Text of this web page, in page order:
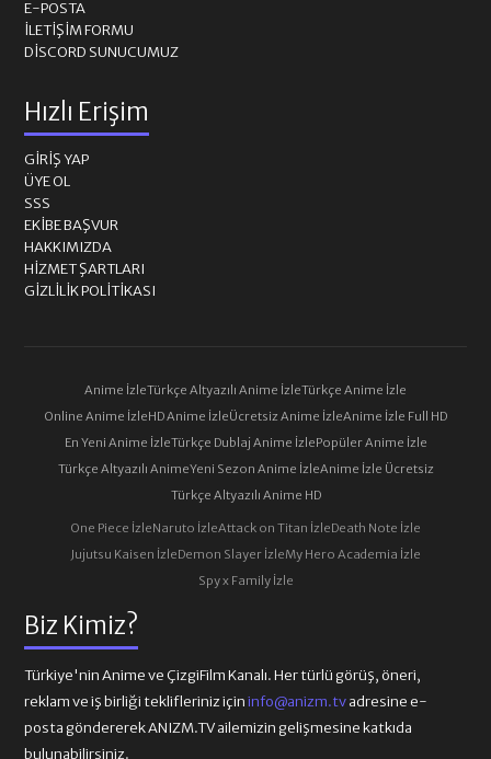
Biz Kimiz?
Türkiye'nin Anime ve ÇizgiFilm Kanalı. Her türlü görüş, öneri,
reklam ve iş birliği teklifleriniz içininfo@anizm.tvadresine e-
posta göndererek ANIZM.TV ailemizin gelişmesine katkıda
bulunabilirsiniz.
E-POSTA
İLETIŞIM FORMU
DISCORD SUNUCUMUZ
Hızlı Erişim
GIRIŞ YAP
ÜYE OL
SSS
EKIBE BAŞVUR
HAKKIMIZDA
HIZMET ŞARTLARI
GIZLILIK POLITIKASI
Anime İzleTürkçe Altyazılı Anime İzleTürkçe Anime İzle
Online Anime İzleHD Anime İzleÜcretsiz Anime İzleAnime İzle Full HD
En Yeni Anime İzleTürkçe Dublaj Anime İzlePopüler Anime İzle
Türkçe Altyazılı AnimeYeni Sezon Anime İzleAnime İzle Ücretsiz
Türkçe Altyazılı Anime HD
One Piece İzleNaruto İzleAttack on Titan İzleDeath Note İzle
Jujutsu Kaisen İzleDemon Slayer İzleMy Hero Academia İzle
Spy x Family İzle